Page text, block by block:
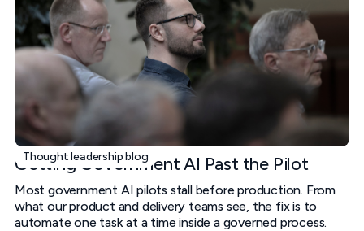
Thought leadership blog
Getting Government AI Past the Pilot
Most government AI pilots stall before production. From
what our product and delivery teams see, the fix is to
automate one task at a time inside a governed process.